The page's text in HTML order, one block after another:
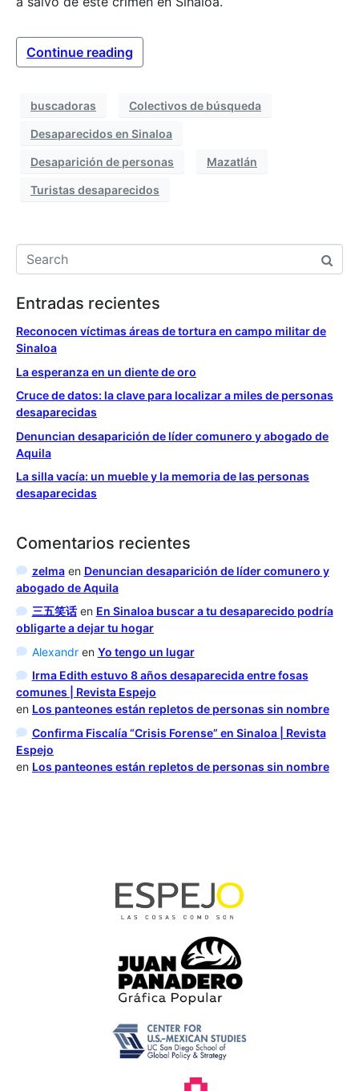
Continue reading
buscadoras Colectivos de búsqueda
Desaparecidos en Sinaloa
Desaparición de personas Mazatlán
Turistas desaparecidos
Entradas recientes
Reconocen víctimas áreas de tortura en campo militar de
Sinaloa
La esperanza en un diente de oro
Cruce de datos: la clave para localizar a miles de personas
desaparecidas
Denuncian desaparición de líder comunero y abogado de
Aquila
La silla vacía: un mueble y la memoria de las personas
desaparecidas
Comentarios recientes
zelmaen Denuncian desaparición de líder comunero y
abogado de Aquila
三五笑话en En Sinaloa buscar a tu desaparecido podría
obligarte a dejar tu hogar
Alexandren Yo tengo un lugar
Irma Edith estuvo 8 años desaparecida entre fosas
comunes | Revista Espejo
en Los panteones están repletos de personas sin nombre
Confirma Fiscalía “Crisis Forense” en Sinaloa | Revista
Espejo
en Los panteones están repletos de personas sin nombre